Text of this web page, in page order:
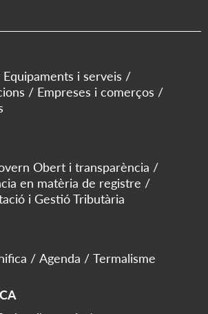
Equipaments i serveis
Empreses i comerços
Obert i transparència
en matèria de registre
i Gestió Tributària
Agenda Termalisme